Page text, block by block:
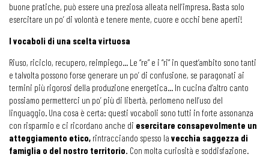
buone pratiche, può essere una preziosa alleata nell’impresa. Basta solo
esercitare un po’ di volontà e tenere mente, cuore e occhi bene aperti!
I vocaboli di una scelta virtuosa
Riuso, riciclo, recupero, reimpiego… Le “re” e i “ri” in quest’ambito sono tanti
e talvolta possono forse generare un po’ di confusione, se paragonati ai
termini più rigorosi della produzione energetica… In cucina d’altro canto
possiamo permetterci un po’ più di libertà, perlomeno nell’uso del
linguaggio. Una cosa è certa: questi vocaboli sono tutti in forte assonanza
con risparmio e ci ricordano anche di esercitare consapevolmente un
atteggiamento etico, rintracciando spesso la vecchia saggezza di
famiglia o del nostro territorio. Con molta curiosità e soddisfazione.